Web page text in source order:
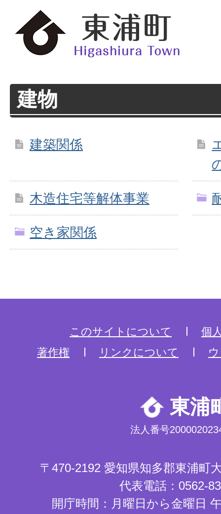
建物
建築関係
木造住宅等解体事業
空き家関係
このサイトについて
個
著作権
リンクについて
東浦
法人番号
〒470-2192 愛知県知多郡東浦町
代表電話：0562-
開庁時間：月曜日から金曜日